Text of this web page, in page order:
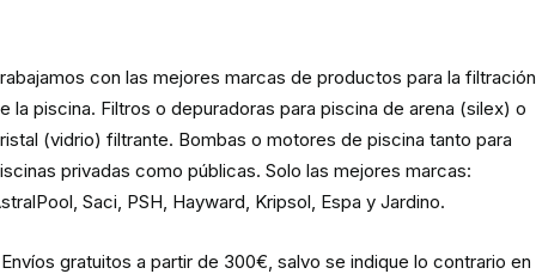
con las mejores marcas de productos para la filtración
la piscina. Filtros o depuradoras para piscina de arena (silex) o
(vidrio) filtrante. Bombas o motores de piscina tanto para
privadas como públicas. Solo las mejores marcas:
Saci, PSH, Hayward, Kripsol, Espa y Jardino.
gratuitos a partir de 300€, salvo se indique lo contrario en